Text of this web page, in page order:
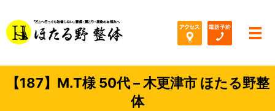
メ
【187】M.T様 50代 – 木更津市 ほたる野整
体